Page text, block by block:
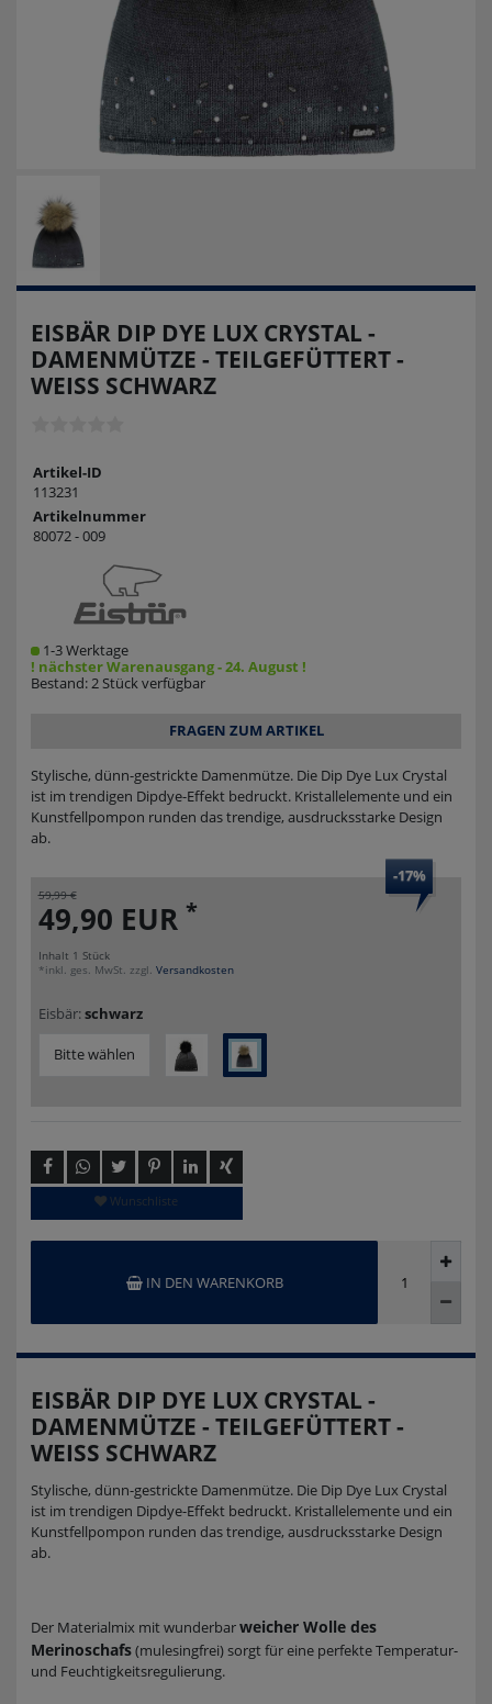
EISBÄR DIP DYE LUX CRYSTAL -
DAMENMÜTZE - TEILGEFÜTTERT -
WEISS SCHWARZ
Artikel-ID
113231
Artikelnummer
80072 - 009
1-3 Werktage
! nächster Warenausgang - 24. August !
Bestand: 2 Stück verfügbar
FRAGEN ZUM ARTIKEL
Stylische, dünn-gestrickte Damenmütze. Die Dip Dye Lux Crystal
ist im trendigen Dipdye-Effekt bedruckt. Kristallelemente und ein
Kunstfellpompon runden das trendige, ausdrucksstarke Design
ab.
-17%
59,99 €
49,90 EUR *
Inhalt 1 Stück
*inkl. ges. MwSt. zzgl. Versandkosten
Eisbär:schwarz
Bitte wählen
Wunschliste
IN DEN WARENKORB
EISBÄR DIP DYE LUX CRYSTAL -
DAMENMÜTZE - TEILGEFÜTTERT -
WEISS SCHWARZ
Stylische, dünn-gestrickte Damenmütze. Die Dip Dye Lux Crystal
ist im trendigen Dipdye-Effekt bedruckt. Kristallelemente und ein
Kunstfellpompon runden das trendige, ausdrucksstarke Design
ab.
Der Materialmix mit wunderbarweicher Wolle des
Merinoschafs(mulesingfrei) sorgt für eine perfekte Temperatur-
und Feuchtigkeitsregulierung.